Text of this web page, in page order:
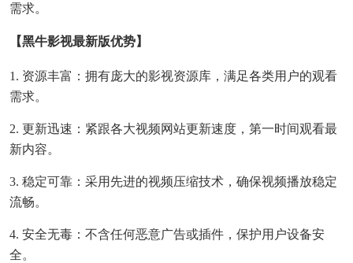
需求。
【黑牛影视最新版优势】
1. 资源丰富：拥有庞大的影视资源库，满足各类用户的观看
需求。
2. 更新迅速：紧跟各大视频网站更新速度，第一时间观看最
新内容。
3. 稳定可靠：采用先进的视频压缩技术，确保视频播放稳定
流畅。
4. 安全无毒：不含任何恶意广告或插件，保护用户设备安
全。